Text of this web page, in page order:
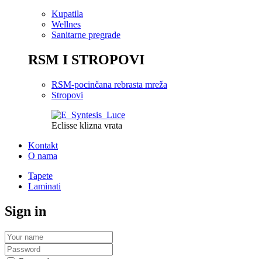
Kupatila
Wellnes
Sanitarne pregrade
RSM I STROPOVI
RSM-pocinčana rebrasta mreža
Stropovi
Eclisse klizna vrata
Kontakt
O nama
Tapete
Laminati
Sign in